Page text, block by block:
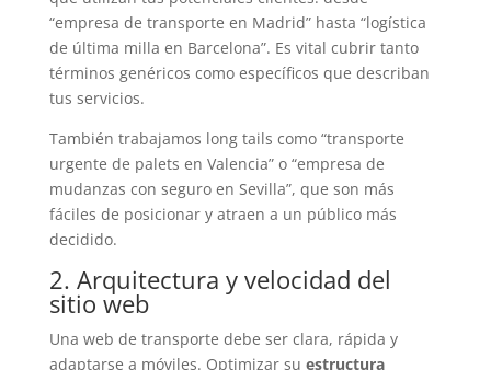
“empresa de transporte en Madrid” hasta “logística
de última milla en Barcelona”. Es vital cubrir tanto
términos genéricos como específicos que describan
tus servicios.
También trabajamos long tails como “transporte
urgente de palets en Valencia” o “empresa de
mudanzas con seguro en Sevilla”, que son más
fáciles de posicionar y atraen a un público más
decidido.
2. Arquitectura y velocidad del
sitio web
Una web de transporte debe ser clara, rápida y
adaptarse a móviles. Optimizar su estructura